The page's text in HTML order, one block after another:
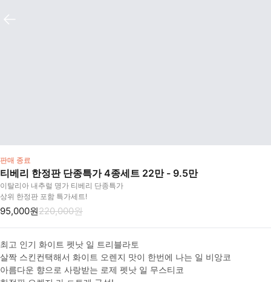
판매 종료
티베리 한정판 단종특가 4종세트 22만 - 9.5만
이탈리아 내추럴 명가 티베리 단종특가
상위 한정판 포함 특가세트!
95,000원220,000원
최고 인기 화이트 펫낫 일 트리블라토
살짝 스킨컨택해서 화이트 오렌지 맛이 한번에 나는 일 비앙코
아름다운 향으로 사랑받는 로제 펫낫 일 무스티코